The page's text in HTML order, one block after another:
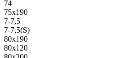
74
75х190
7-7,5
7-7,5(S)
80х190
80х120